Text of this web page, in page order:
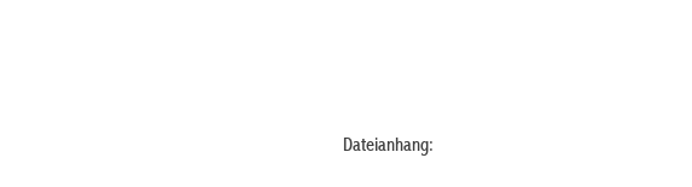
Dateianhang: